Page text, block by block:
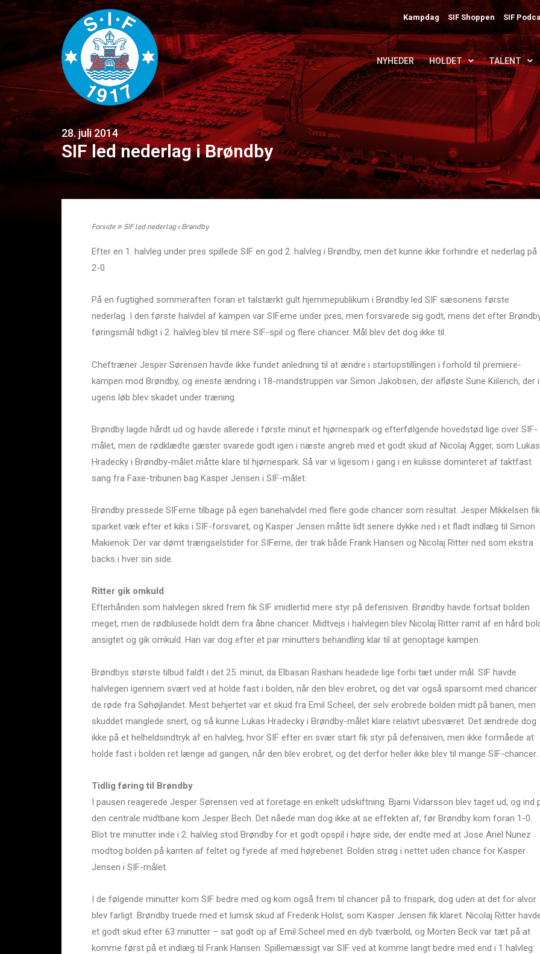
Kampdag SIF Shoppen SIF
NYHEDER HOLDET TALENT
28. juli 2014
SIF led nederlag i Brøndby
Forside» SIF led nederlag i Brøndby
Efter en 1. halvleg under pres spillede SIF en god 2. halvleg i Brøndby, men det kunne ikke forhindre et nederlag på
2-0.
På en fugtighed sommeraften foran et talstærkt gult hjemmepublikum i Brøndby led SIF sæsonens første
nederlag. I den første halvdel af kampen var SIFerne under pres, men forsvarede sig godt, mens det efter
føringsmål tidligt i 2. halvleg blev til mere SIF-spil og flere chancer. Mål blev det dog ikke til.
Cheftræner Jesper Sørensen havde ikke fundet anledning til at ændre i startopstillingen i forhold til premiere-
kampen mod Brøndby, og eneste ændring i 18-mandstruppen var Simon Jakobsen, der afløste Sune Kiilerich, der i
ugens løb blev skadet under træning.
Brøndby lagde hårdt ud og havde allerede i første minut et hjørnespark og efterfølgende hovedstød lige over SIF-
målet, men de rødklædte gæster svarede godt igen i næste angreb med et godt skud af Nicolaj Agger, som Lukas
Hradecky i Brøndby-målet måtte klare til hjørnespark. Så var vi ligesom i gang i en kulisse dominteret af taktfast
sang fra Faxe-tribunen bag Kasper Jensen i SIF-målet.
Brøndby pressede SIFerne tilbage på egen banehalvdel med flere gode chancer som resultat. Jesper Mikkelsen fik
sparket væk efter et kiks i SIF-forsvaret, og Kasper Jensen måtte lidt senere dykke ned i et fladt indlæg til Simon
Makienok. Der var dømt trængselstider for SIFerne, der trak både Frank Hansen og Nicolaj Ritter ned som ekstra
backs i hver sin side.
Ritter gik omkuld
Efterhånden som halvlegen skred frem fik SIF imidlertid mere styr på defensiven. Brøndby havde fortsat bolden
meget, men de rødblusede holdt dem fra åbne chancer. Midtvejs i halvlegen blev Nicolaj Ritter ramt af en hård
ansigtet og gik omkuld. Han var dog efter et par minutters behandling klar til at genoptage kampen.
Brøndbys største tilbud faldt i det 25. minut, da Elbasan Rashani headede lige forbi tæt under mål. SIF havde
halvlegen igennem svært ved at holde fast i bolden, når den blev erobret, og det var også sparsomt med chancer
de røde fra Søhøjlandet. Mest behjertet var et skud fra Emil Scheel, der selv erobrede bolden midt på banen, men
skuddet manglede snert, og så kunne Lukas Hradecky i Brøndby-målet klare relativt ubesværet. Det ændrede dog
ikke på et helheldsindtryk af en halvleg, hvor SIF efter en svær start fik styr på defensiven, men ikke formåede at
holde fast i bolden ret længe ad gangen, når den blev erobret, og det derfor heller ikke blev til mange SIF-chancer.
Tidlig føring til Brøndby
I pausen reagerede Jesper Sørensen ved at foretage en enkelt udskiftning. Bjarni Vidarsson blev taget ud, og ind
den centrale midtbane kom Jesper Bech. Det nåede man dog ikke at se effekten af, før Brøndby kom foran 1-0.
Blot tre minutter inde i 2. halvleg stod Brøndby for et godt opspil i højre side, der endte med at Jose Ariel Nunez
modtog bolden på kanten af feltet og fyrede af med højrebenet. Bolden strøg i nettet uden chance for Kasper
Jensen i SIF-målet.
I de følgende minutter kom SIF bedre med og kom også frem til chancer på to frispark, dog uden at det for alvor
blev farligt. Brøndby truede med et lumsk skud af Frederik Holst, som Kasper Jensen fik klaret. Nicolaj Ritter
et godt skud efter 63 minutter – sat godt op af Emil Scheel med en dyb tværbold, og Morten Beck var tæt på at
komme først på et indlæg til Frank Hansen. Spillemæssigt var SIF ved at komme langt bedre med end i 1 halvleg.